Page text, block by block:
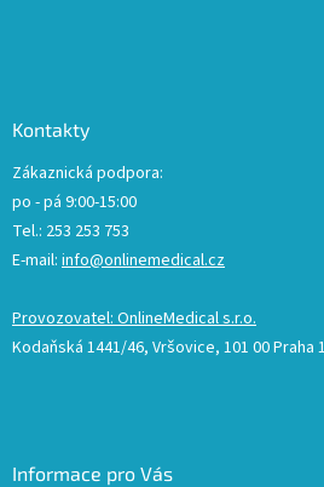
Kontakty
Zákaznická podpora:
po - pá 9:00-15:00
Tel.: 253 253 753
E-mail: info@onlinemedical.cz
Provozovatel: OnlineMedical s.r.o.
Kodaňská 1441/46, Vršovice, 101 00 Praha
Informace pro Vás